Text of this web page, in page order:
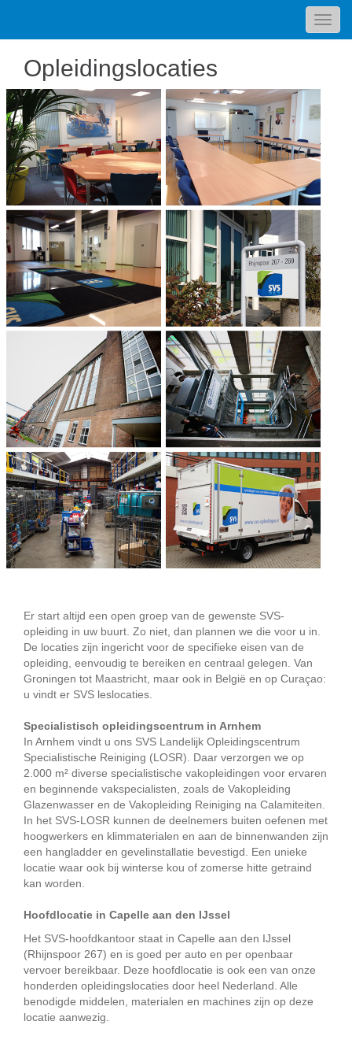
Opleidingslocaties
Er start altijd een open groep van de gewenste SVS-
opleiding in uw buurt. Zo niet, dan plannen we die voor u in.
De locaties zijn ingericht voor de specifieke eisen van de
opleiding, eenvoudig te bereiken en centraal gelegen. Van
Groningen tot Maastricht, maar ook in België en op Curaçao:
u vindt er SVS leslocaties.
Specialistisch opleidingscentrum in Arnhem
In Arnhem vindt u ons SVS Landelijk Opleidingscentrum
Specialistische Reiniging (LOSR). Daar verzorgen we op
2.000 m² diverse specialistische vakopleidingen voor ervaren
en beginnende vakspecialisten, zoals de Vakopleiding
Glazenwasser en de Vakopleiding Reiniging na Calamiteiten.
In het SVS-LOSR kunnen de deelnemers buiten oefenen met
hoogwerkers en klimmaterialen en aan de binnenwanden zijn
een hangladder en gevelinstallatie bevestigd. Een unieke
locatie waar ook bij winterse kou of zomerse hitte getraind
kan worden.
Hoofdlocatie in Capelle aan den IJssel
Het SVS-hoofdkantoor staat in Capelle aan den IJssel
(Rhijnspoor 267) en is goed per auto en per openbaar
vervoer bereikbaar. Deze hoofdlocatie is ook een van onze
honderden opleidingslocaties door heel Nederland. Alle
benodigde middelen, materialen en machines zijn op deze
locatie aanwezig.